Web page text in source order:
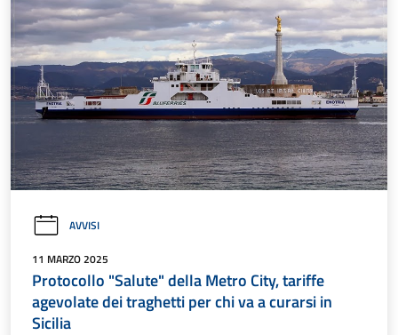
AVVISI
11 MARZO 2025
Protocollo "Salute" della Metro City, tariffe
agevolate dei traghetti per chi va a curarsi in
Sicilia